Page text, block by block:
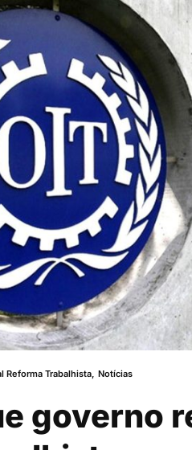
Reforma Trabalhista, Notícias
governo